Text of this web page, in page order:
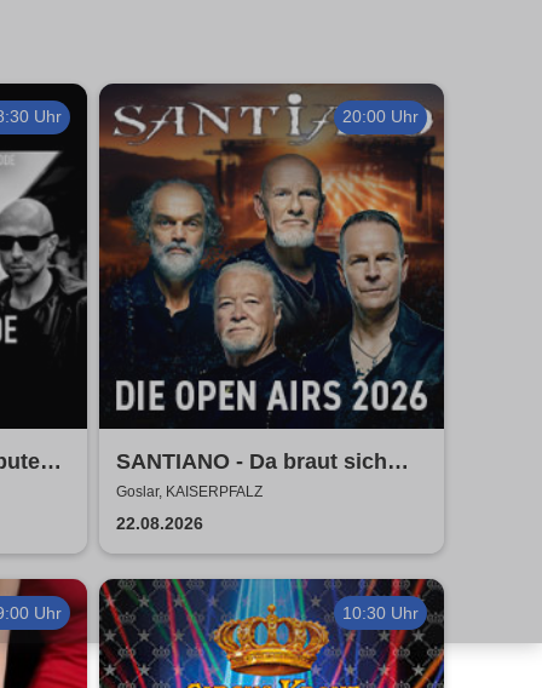
Uhr 20:00 Uhr
SANTIANO - Da braut sich
was zusammen - Open Air
2026
Goslar, KAISERPFALZ
22.08.2026
Uhr 10:30 Uhr